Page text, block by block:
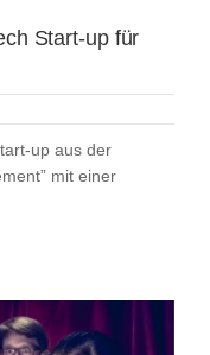
Start-up für
up aus der
mit einer